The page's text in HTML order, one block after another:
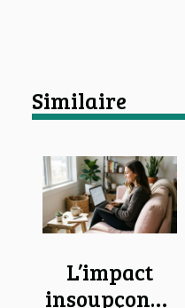
Similaire
L’impact
insoupçonné